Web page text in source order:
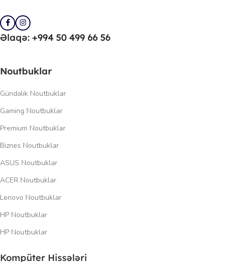
Əlaqə: +994 50 499 66 56
Noutbuklar
Gündəlik Noutbuklar
Gaming Noutbuklar
Premium Noutbuklar
Biznes Noutbuklar
ASUS Noutbuklar
ACER Noutbuklar
Lenovo Noutbuklar
HP Noutbuklar
HP Noutbuklar
Kompüter Hissələri